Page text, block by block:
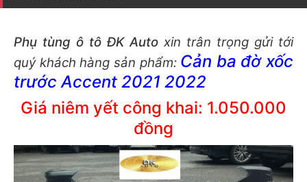
Phụ tùng ô tô ĐK Auto xin trân trọng gửi tới
quý khách hàng sản phẩm: Cản ba đờ xốc
trước Accent 2021 2022
Giá niêm yết công khai: 1.050.000
đồng